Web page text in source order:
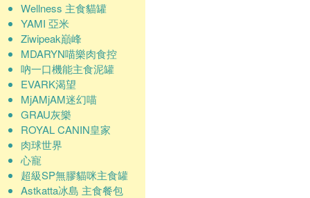
Wellness 主食貓罐
YAMI 亞米
Ziwipeak巔峰
MDARYN喵樂肉食控
吶一口機能主食泥罐
EVARK渴望
MjAMjAM迷幻喵
GRAU灰樂
ROYAL CANIN皇家
肉球世界
心寵
超級SP無膠貓咪主食罐
Astkatta冰島 主食餐包